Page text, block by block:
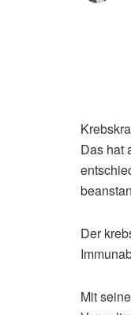
Das hat
Der
Mit